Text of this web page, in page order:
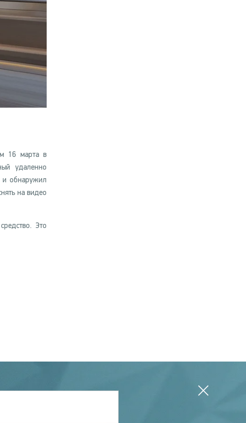
16 марта в
удаленно
и обнаружил
на видео
Это